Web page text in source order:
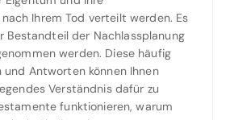
Ihrem Tod verteilt werden. Es
Bestandteil der Nachlassplanung
werden. Diese häufig
und Antworten können Ihnen
Verständnis dafür zu
funktionieren, warum